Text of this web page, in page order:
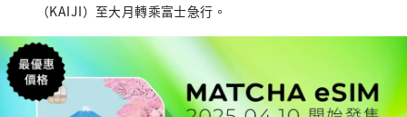
（KAIJI）至大月轉乘富士急行。